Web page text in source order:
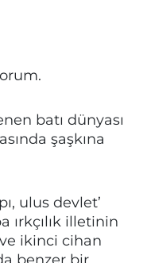
batı dünyası
şaşkına
ulus devlet’
ırkçılık illetinin
ikinci cihan
benzer bir